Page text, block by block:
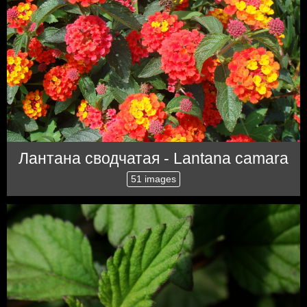
Лантана сводчатая - Lantana camara
51 images